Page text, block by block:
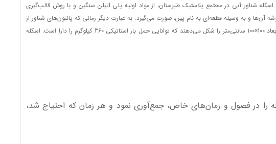
شناور آبی در مجتمع پلاستیک طبرستان، از مواد اولیه پلی اتیلن سنگین و با روش قالب‌گیری
تولید شده است. این اسکله‌ها از اتصال پانتون‌ها به یکدیگر تشکیل می‌شوند که اتصال این پانتون‌ها با استفاده از گوشواره‌های تعبیه شده در 4 گوشه آن‌ها و به وسیله قطعه‌ای به نام پین، صورت می‌گیرد. به عبارت دیگر زمانی که پانتون‌های شناور از
طریق گوشواره‎ها به یکدیگر متصل می‌شوند، می‌توانند یک اسکله شناور بسازند. به طور کلی هر 4 پانتونی که در کنار یکدیگر قرار می‌گیرند، مساحتی به ابعاد 100×100 سانتی‌متر را شکل می‌دهند که توانایی حمل بار استاتیکی 360 کیلوگرم را دارا است. اسکله
را در فصول و زمان‌های خاص، جمع‌آوری نمود و هر زمان که احتیاج شد،